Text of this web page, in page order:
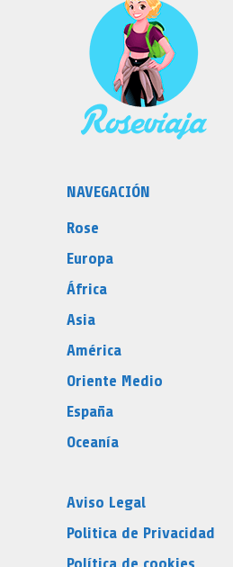
NAVEGACIÓN
Rose
Europa
África
Asia
América
Oriente Medio
España
Oceanía
Aviso Legal
Politica de Privacidad
Política de cookies